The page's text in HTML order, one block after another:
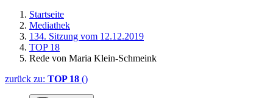
Startseite
Mediathek
134. Sitzung vom 12.12.2019
TOP 18
Rede von Maria Klein-Schmeink
zurück zu: TOP 18 ()